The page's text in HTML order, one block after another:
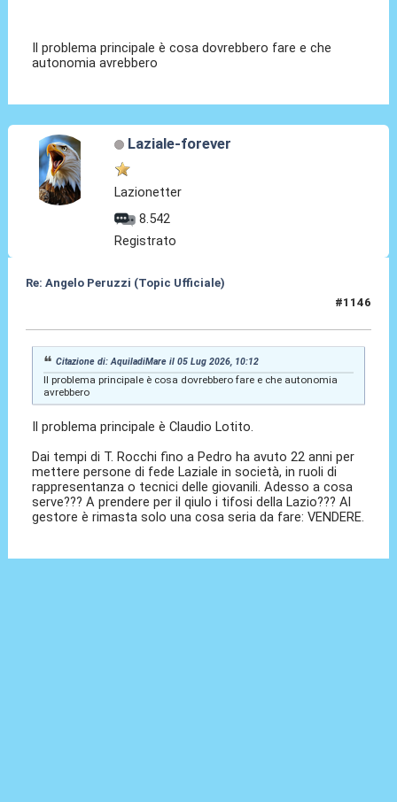
Il problema principale è cosa dovrebbero fare e che
autonomia avrebbero
Laziale-forever
Lazionetter
8.542
Registrato
Re: Angelo Peruzzi (Topic Ufficiale)
#1146
Citazione di: AquiladiMare il 05 Lug 2026, 10:12
Il problema principale è cosa dovrebbero fare e che autonomia
avrebbero
Il problema principale è Claudio Lotito.
Dai tempi di T. Rocchi fino a Pedro ha avuto 22 anni per
mettere persone di fede Laziale in società, in ruoli di
rappresentanza o tecnici delle giovanili. Adesso a cosa
serve??? A prendere per il qiulo i tifosi della Lazio??? Al
gestore è rimasta solo una cosa seria da fare: VENDERE.